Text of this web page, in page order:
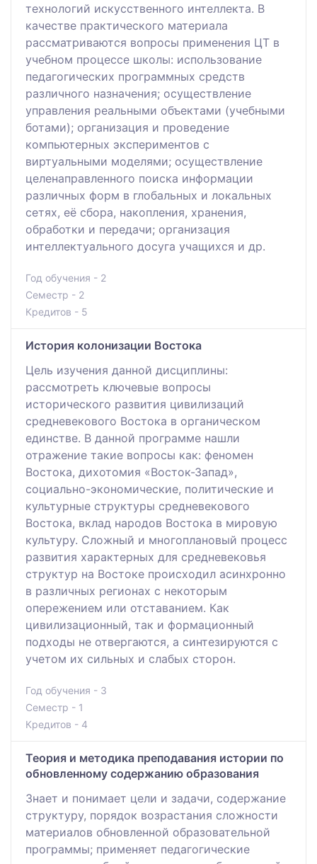
технологий искусственного интеллекта. В
качестве практического материала
рассматриваются вопросы применения ЦТ в
учебном процессе школы: использование
педагогических программных средств
различного назначения; осуществление
управления реальными объектами (учебными
ботами); организация и проведение
компьютерных экспериментов с
виртуальными моделями; осуществление
целенаправленного поиска информации
различных форм в глобальных и локальных
сетях, её сбора, накопления, хранения,
обработки и передачи; организация
интеллектуального досуга учащихся и др.
Год обучения - 2
Семестр - 2
Кредитов - 5
История колонизации Востока
Цель изучения данной дисциплины:
рассмотреть ключевые вопросы
исторического развития цивилизаций
средневекового Востока в органическом
единстве. В данной программе нашли
отражение такие вопросы как: феномен
Востока, дихотомия «Восток-Запад»,
социально-экономические, политические и
культурные структуры средневекового
Востока, вклад народов Востока в мировую
культуру. Сложный и многоплановый процесс
развития характерных для средневековья
структур на Востоке происходил асинхронно
в различных регионах с некоторым
опережением или отставанием. Как
цивилизационный, так и формационный
подходы не отвергаются, а синтезируются с
учетом их сильных и слабых сторон.
Год обучения - 3
Семестр - 1
Кредитов - 4
Теория и методика преподавания истории по
обновленному содержанию образования
Знает и понимает цели и задачи, содержание
структуру, порядок возрастания сложности
материалов обновленной образовательной
программы; применяет педагогические